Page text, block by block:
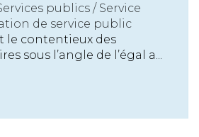
publics / Service
de service public
le contentieux des
sous l’angle de l’égal a...